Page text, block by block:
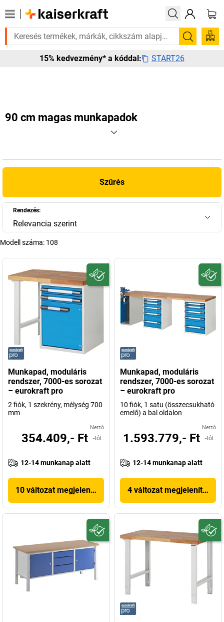
szüksége van rá? Válogatott bestseller termékeinket 3–4
Keresés
15% kedvezmény* a kóddal: START26
90 cm magas munkapadok
Szűrés
Rendezés:
Relevancia szerint
Modell száma: 108
Munkapad, moduláris
rendszer, 7000-es sorozat
– eurokraft pro
2 fiók, 1 szekrény, mélység 700
mm
Nettó
354.409,- Ft -tól
12-14 munkanap alatt
10 változat megjelenítése
Munkapad, moduláris
rendszer, 7000-es sorozat
– eurokraft pro
10 fiók, 1 satu (összecsukható
emelő) a bal oldalon
Nettó
1.593.779,- Ft -tól
12-14 munkanap alatt
4 változat megjelenítése